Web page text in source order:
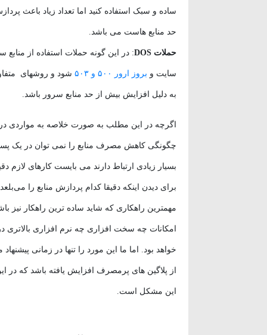
ساده و سبک استفاده کنید اما تعداد زیاد باعث
حد منابع هاست می باشد.
حملات DOS : در این گونه حملات استفاده از
سایت و بروز ارور ۵۰۰ و ۵۰۳ شود و روشهای
به دلیل افزایش بیش از حد منابع سرور باشد.
اگرچه در این مطلب به صورت خلاصه به مواردی
چگونگی کاهش مصرف منابع را نمی توان در یک پست
بسیار زیادی ارتباط دارند می بایست کارهای
برای دیدن اینکه دقیقا کدام پردازش منابع را
مهمترین راهکاری که شاید ساده ترین راهکار
امکانات چه سخت افزاری چه نرم افزاری بالاتری
خواهد بود. اما ما این مورد را تنها در زمانی
از پلاگین های پرمصرف افزایش یافته باشد که در
این مشکل است.